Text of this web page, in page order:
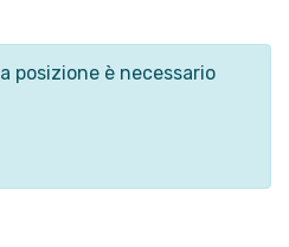
posizione è necessario